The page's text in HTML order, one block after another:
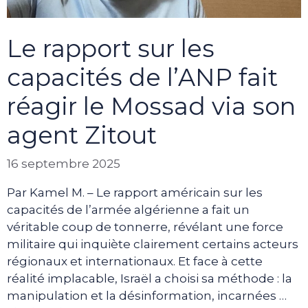
Le rapport sur les
capacités de l’ANP fait
réagir le Mossad via son
agent Zitout
16 septembre 2025
Par Kamel M. – Le rapport américain sur les
capacités de l’armée algérienne a fait un
véritable coup de tonnerre, révélant une force
militaire qui inquiète clairement certains acteurs
régionaux et internationaux. Et face à cette
réalité implacable, Israël a choisi sa méthode : la
manipulation et la désinformation, incarnées …